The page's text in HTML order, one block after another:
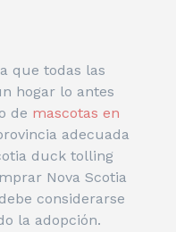
que todas las
hogar lo antes
de mascotas en
adecuada
duck tolling
Nova Scotia
considerarse
la adopción.